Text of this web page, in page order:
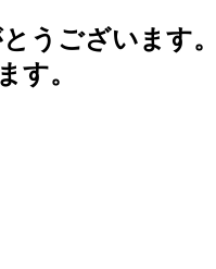
うございます。
す。